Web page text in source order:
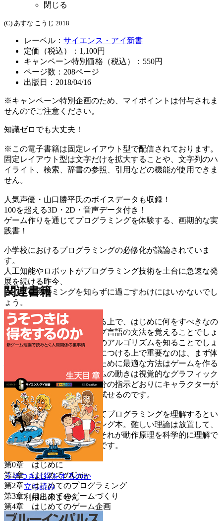
閉じる
(C) あすな こうじ 2018
レーベル： サイエンス・アイ新書
定価（税込）：1,100円
キャンペーン特別価格（税込）：550円
ページ数： 208ページ
出版日：2018/04/16
※キャンペーン特別企画のため、マイポイントは付与されま
せんのでご注意ください。
知識ゼロでも大丈夫！
※この電子書籍は固定レイアウト型で配信されております。
固定レイアウト型は文字だけを拡大することや、文字列のハ
イライト、検索、辞書の参照、引用などの機能が使用できま
せん。
人気声優・山口勝平氏のボイスデータも収録！
100を超える3D・2D・音声データ付き！
ゲーム作りを通じてプログラミングを体験する、画期的な実
践書！
小学校におけるプログラミングの必修化が議論されていま
す。
人工知能やロボットがプログラミング技術を土台に急速な発
展を続ける昨今、
もうプログラミングを知らずに過ごすわけにはいかないでし
ょう。
プログラミングを身につける上で、はじめに何をすべきなの
でしょうか。プログラミング言語の文法を覚えることでしょ
うか。それとも、たくさんのアルゴリズムを知ることでしょ
うか。プログラミングを身につける上で重要なのは、まず体
験してみることです。そのために最適な方法はゲームを作る
ことです。ほとんどのゲームの動きは視覚的なグラフィック
スで表現されています。自分の指示どおりにキャラクターが
動くかどうか、カンタンに試せるのです。
本書は、ゲーム作りを通してプログラミングを理解するとい
う、単純明快なプログラミング本。難しい理論は放置して、
まずは体験してみよう！ それが動作原理を科学的に理解で
きるようになる一番の近道です。
第0章 はじめに
第1章 はじめてのUnity
第2章 はじめてのプログラミング
第3章 はじめてのゲームづくり
第4章 はじめてのゲーム企画
第5章 ベース部分に挑戦
関連書籍
うそつきは得をするのか
立ち読み
利用出来ません